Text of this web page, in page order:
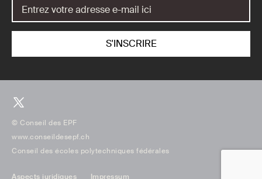
© Conseil des EPF
www.conseildesepf.ch
Conseil des écoles polytechniques fédérales
Aspects juridiques Impressum